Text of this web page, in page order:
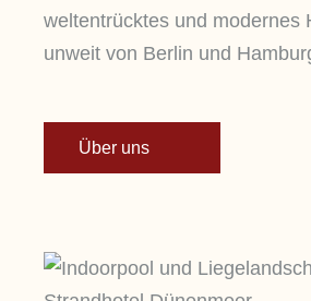
weltentrücktes und modernes
unweit von Berlin und
Über uns